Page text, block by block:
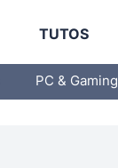
TUTOS
PC & Gaming